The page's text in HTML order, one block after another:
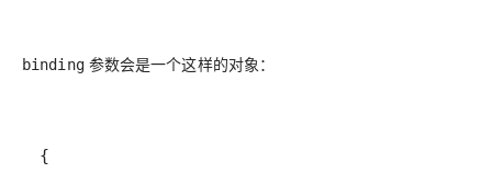
binding参数会是一个这样的对象：